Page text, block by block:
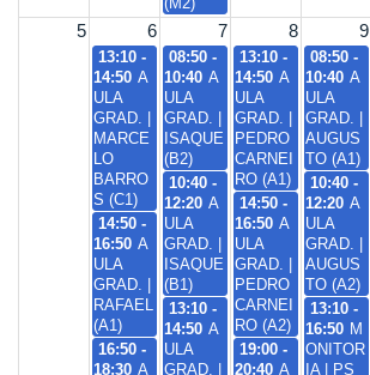
13:10 -
14:50 A
ULA
GRAD. |
MARCE
LO
BARRO
S (C1)
14:50 -
16:50 A
ULA
GRAD. |
RAFAEL
(A1)
16:50 -
18:30 A
19:00 -
20:40 A
08:50 -
10:40 A
ULA
GRAD. |
ISAQUE
(B2)
10:40 -
12:20 A
ULA
GRAD. |
ISAQUE
(B1)
13:10 -
14:50 A
ULA
GRAD. |
13:10 -
14:50 A
ULA
GRAD. |
PEDRO
CARNEI
RO (A1)
14:50 -
16:50 A
ULA
GRAD. |
PEDRO
CARNEI
RO (A2)
08:50 -
10:40 A
ULA
GRAD. |
AUGUS
TO (A1)
10:40 -
12:20 A
ULA
GRAD. |
AUGUS
TO (A2)
13:10 -
16:50 M
ONITOR
IA | PS
5 6 7 8 9